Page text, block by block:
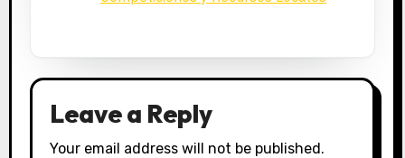
Leave a Reply
Your email address will not be published.